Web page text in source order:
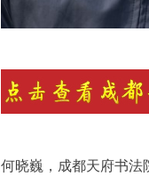
何晓巍，成都天府书法